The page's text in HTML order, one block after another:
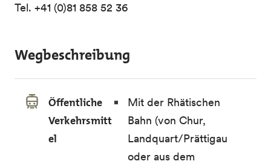
Tel. +41 (0)81 858 52 36
Wegbeschreibung
Öffentliche
Verkehrsmitt
el
Mit der Rhätischen
Bahn (von Chur,
Landquart/Prättigau
oder aus dem